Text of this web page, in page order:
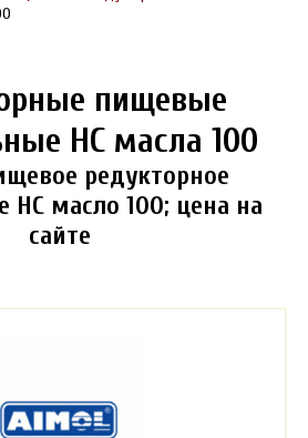
пищевые
HC масла 100
редукторное
HC масло 100; цена на
сайте